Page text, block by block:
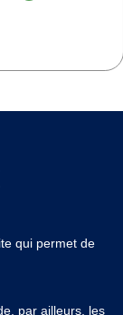
qui permet de
par ailleurs, les